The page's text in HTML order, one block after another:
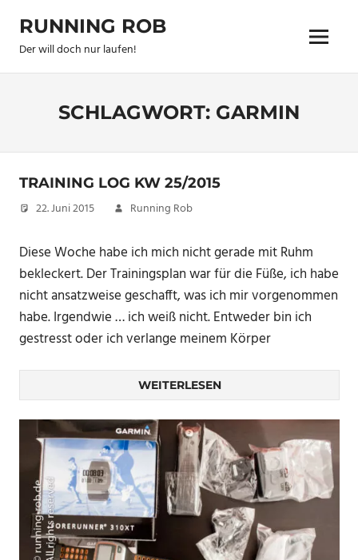
Inhalt
springen
RUNNING ROB
Der will doch nur laufen! Menu
SCHLAGWORT: GARMIN
TRAINING LOG KW 25/2015
22. Juni 2015 Running Rob
Diese Woche habe ich mich nicht gerade mit Ruhm
bekleckert. Der Trainingsplan war für die Füße, ich habe
nicht ansatzweise geschafft, was ich mir vorgenommen
habe. Irgendwie … ich weiß nicht. Entweder bin ich
gestresst oder ich verlange meinem Körper
WEITERLESEN